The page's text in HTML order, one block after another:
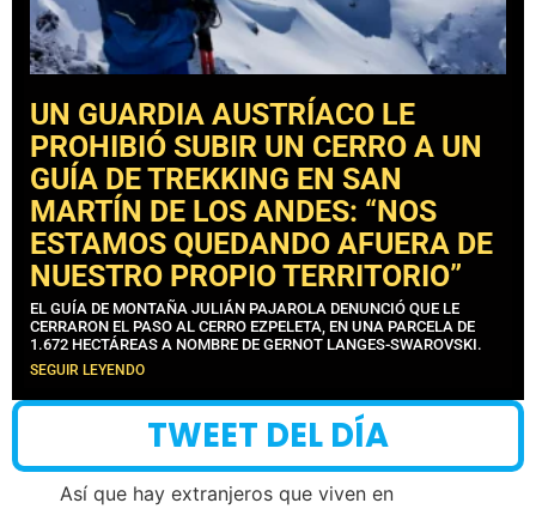
UN GUARDIA AUSTRÍACO LE
PROHIBIÓ SUBIR UN CERRO A UN
GUÍA DE TREKKING EN SAN
MARTÍN DE LOS ANDES: “NOS
ESTAMOS QUEDANDO AFUERA DE
NUESTRO PROPIO TERRITORIO”
EL GUÍA DE MONTAÑA JULIÁN PAJAROLA DENUNCIÓ QUE LE
CERRARON EL PASO AL CERRO EZPELETA, EN UNA PARCELA DE
1.672 HECTÁREAS A NOMBRE DE GERNOT LANGES-SWAROVSKI.
SEGUIR LEYENDO
TWEET DEL DÍA
Así que hay extranjeros que viven en